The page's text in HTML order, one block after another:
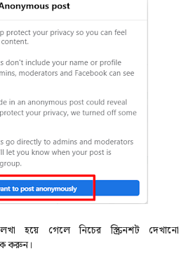
হয়ে গেলে নিচের স্ক্রিনশট দেখানো
করুন।